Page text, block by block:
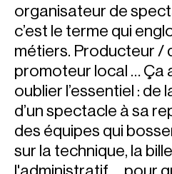
organisateur de
c’est le terme qui
métiers. Producteur /
promoteur local … Ça
oublier l’essentiel : de
d’un spectacle à sa
des équipes qui
sur la technique, la